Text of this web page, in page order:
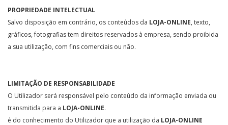
PROPRIEDADE INTELECTUAL
Salvo disposição em contrário, os conteúdos da LOJA-ONLINE, texto,
gráficos, fotografias tem direitos reservados à empresa, sendo proibida
a sua utilização, com fins comerciais ou não.
LIMITAÇÃO DE RESPONSABILIDADE
O Utilizador será responsável pelo conteúdo da informação enviada ou
transmitida para a LOJA-ONLINE.
é do conhecimento do Utilizador que a utilização da LOJA-ONLINE